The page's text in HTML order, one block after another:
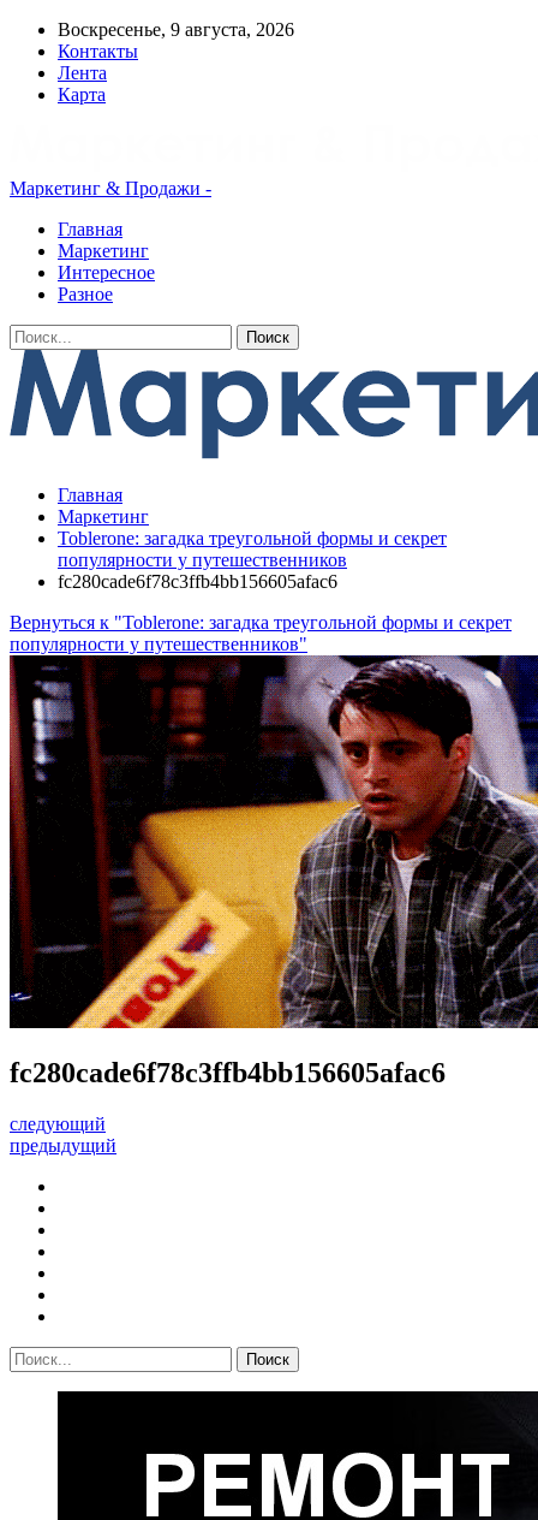
Воскресенье, 9 августа, 2026
Контакты
Лента
Карта
Маркетинг & Продажи -
Главная
Маркетинг
Интересное
Разное
Главная
Маркетинг
Toblerone: загадка треугольной формы и секрет
популярности у путешественников
fc280cade6f78c3ffb4bb156605afac6
Вернуться к "Toblerone: загадка треугольной формы и секрет
популярности у путешественников"
fc280cade6f78c3ffb4bb156605afac6
следующий
предыдущий